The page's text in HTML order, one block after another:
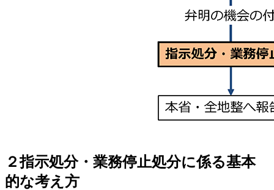
２指示処分・業務停止処分に係る基本
的な考え方